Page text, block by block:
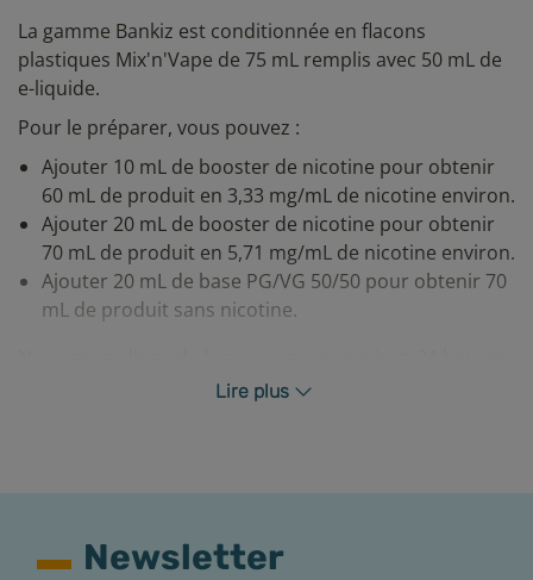
La gamme Bankiz est conditionnée en flacons
plastiques Mix'n'Vape de 75 mL remplis avec 50 mL de
e-liquide.
Pour le préparer, vous pouvez :
Ajouter 10 mL de booster de nicotine pour obtenir
60 mL de produit en 3,33 mg/mL de nicotine environ.
Ajouter 20 mL de booster de nicotine pour obtenir
70 mL de produit en 5,71 mg/mL de nicotine environ.
Ajouter 20 mL de base PG/VG 50/50 pour obtenir 70
mL de produit sans nicotine.
votre mélange afin que les saveurs de votre e-liquide
Lire plus
Newsletter